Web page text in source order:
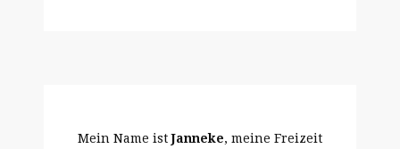
Mein Name istJanneke, meine Freizeit